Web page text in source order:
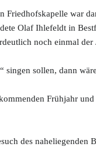
Friedhofskapelle war
Olaf Ihlefeldt in
noch einmal
sollen, dann
Frühjahr
des naheliegenden